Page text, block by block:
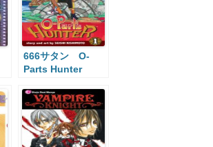
666サタン O-
Parts Hunter